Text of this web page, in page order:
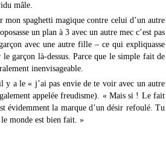
mâle.
spaghetti magique contre celui d’un autre
un plan à 3 avec un autre mec c’est pas
avec une autre fille – ce qui expliquasse
garçon là-dessus. Parce que le simple fait de
inenvisageable.
a le « j’ai pas envie de te voir avec un autre
appelée freudisme). « Mais si ! Le fait
évidemment la marque d’un désir refoulé. Tu
monde est bien fait. »